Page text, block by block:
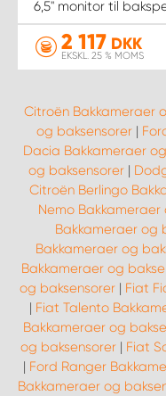
6,5" monitor til
2 117 DKK
EKSKL. 25 % MOMS
Citroën Bakkameraer
og baksensorer|
Dacia Bakkameraer
og baksensorer |
Citroën Berlingo
Nemo Bakkameraer
Bakkameraer og
Bakkameraer og
Bakkameraer og
og baksensorer | Fiat
| Fiat Talento
Bakkameraer og
og baksensorer| Fiat
| Ford Ranger
Bakkameraer og